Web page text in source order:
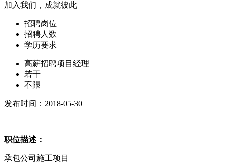
加入我们，成就彼此
招聘岗位
招聘人数
学历要求
高薪招聘项目经理
若干
不限
发布时间：2018-05-30
职位描述：
承包公司施工项目